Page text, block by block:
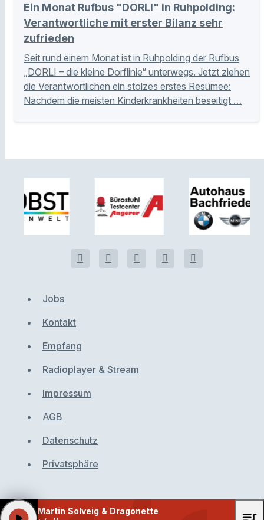
Ein Monat Rufbus "DORLI" in Ruhpolding:
Verantwortliche mit erster Bilanz sehr
zufrieden
Seit rund einem Monat ist in Ruhpolding der Rufbus
„DORLI – die kleine Dorflinie“ unterwegs. Jetzt ziehen
die Verantwortlichen ein stolzes erstes Resümee:
Nachdem die meisten Kinderkrankheiten beseitigt …
Jobs
Kontakt
Empfang
Radioplayer & Stream
Impressum
AGB
Datenschutz
Privatsphäre
Martin Solveig & Dragonette